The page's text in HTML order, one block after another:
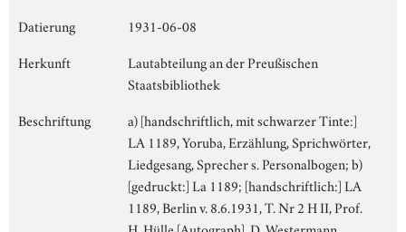
Datierung
1931-06-08
Herkunft
Lautabteilung an der Preußischen
Staatsbibliothek
Beschriftung
a) [handschriftlich, mit schwarzer Tinte:]
LA 1189, Yoruba, Erzählung, Sprichwörter,
Liedgesang, Sprecher s. Personalbogen; b)
[gedruckt:] La 1189; [handschriftlich:] LA
1189, Berlin v. 8.6.1931, T. Nr 2 H II, Prof.